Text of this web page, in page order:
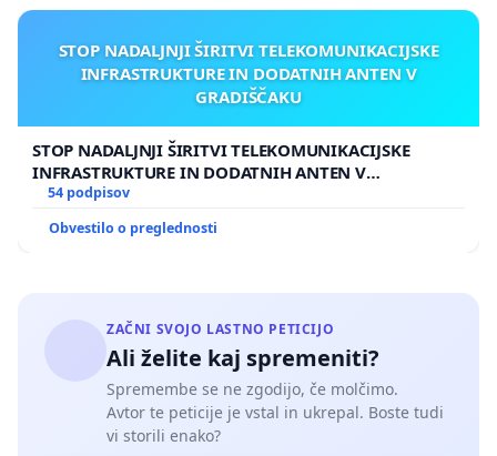
STOP NADALJNJI ŠIRITVI TELEKOMUNIKACIJSKE
INFRASTRUKTURE IN DODATNIH ANTEN V
GRADIŠČAKU
STOP NADALJNJI ŠIRITVI TELEKOMUNIKACIJSKE
INFRASTRUKTURE IN DODATNIH ANTEN V
GRADIŠČAKU
54 podpisov
Obvestilo o preglednosti
ZAČNI SVOJO LASTNO PETICIJO
Ali želite kaj spremeniti?
Spremembe se ne zgodijo, če molčimo.
Avtor te peticije je vstal in ukrepal. Boste tudi
vi storili enako?